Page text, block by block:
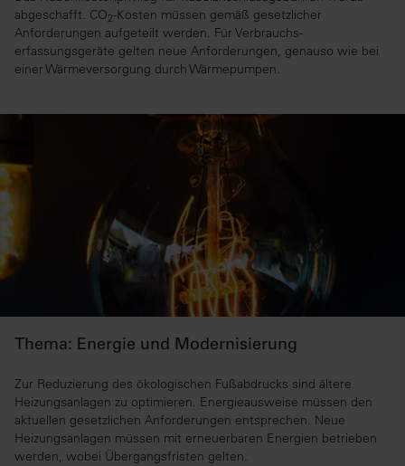
abgeschafft. CO2-Kosten müssen gemäß gesetzlicher
Anforderungen aufgeteilt werden. Für Verbrauchs­
erfassungsgeräte gelten neue Anforderungen, genauso wie bei
einer Wärmeversorgung durch Wärmepumpen.
Thema: Energie und Modernisierung
Zur Reduzierung des ökologischen Fußabdrucks sind ältere
Heizungsanlagen zu optimieren. Energieausweise müssen den
aktuellen gesetzlichen Anforderungen entsprechen. Neue
Heizungsanlagen müssen mit erneuerbaren Energien betrieben
werden, wobei Übergangsfristen gelten.